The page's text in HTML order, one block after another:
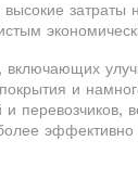
затраты
и
перевозчиков,
эффективно